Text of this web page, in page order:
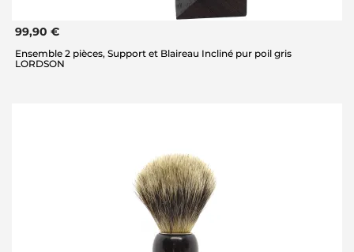
99,90 €
Ensemble 2 pièces, Support et Blaireau Incliné pur poil gris
LORDSON